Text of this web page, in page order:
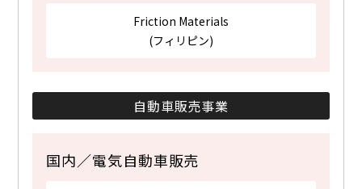
Friction Materials
(フィリピン)
自動車販売事業
国内／電気自動車販売